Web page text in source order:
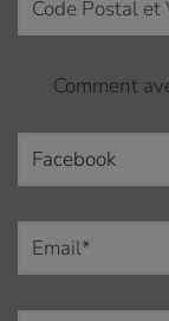
Comment